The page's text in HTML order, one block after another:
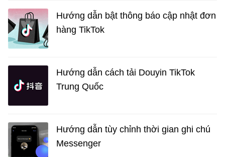
Hướng dẫn bật thông báo cập nhật đơn
hàng TikTok
Hướng dẫn cách tải Douyin TikTok
Trung Quốc
Hướng dẫn tùy chỉnh thời gian ghi chú
Messenger